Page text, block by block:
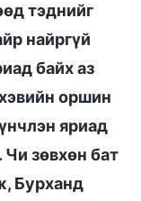
тэднийг
найргүй
байх аз
оршин
яриад
Чи зөвхөн бат
Бурханд